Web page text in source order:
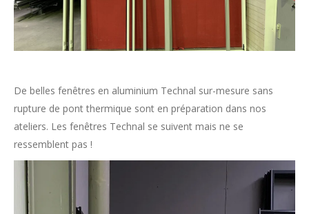
De belles fenêtres en aluminium Technal sur-mesure sans
rupture de pont thermique sont en préparation dans nos
ateliers. Les fenêtres Technal se suivent mais ne se
ressemblent pas !